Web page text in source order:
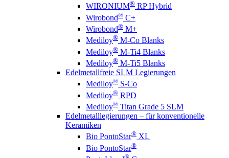
WIRONIUM® RP Hybrid
Wirobond® C+
Wirobond® M+
Mediloy® M-Co Blanks
Mediloy® M-Ti4 Blanks
Mediloy® M-Ti5 Blanks
Edelmetallfreie SLM Legierungen
Mediloy® S-Co
Mediloy® RPD
Mediloy® Titan Grade 5 SLM
Edelmetalllegierungen – für konventionelle
Keramiken
Bio PontoStar® XL
Bio PontoStar®